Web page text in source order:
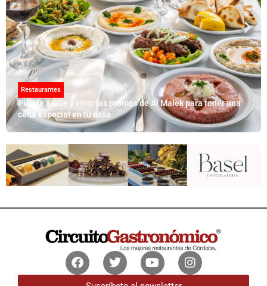
Restaurantes
Picada árabe y vino: las promos de Al Malek para tener una
cena especial en tu casa
FacebookTwitterYoutubeInstagram